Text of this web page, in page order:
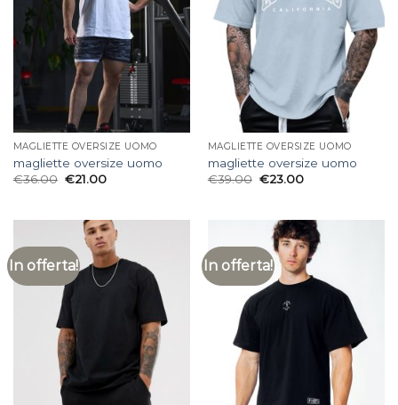
MAGLIETTE OVERSIZE UOMO
magliette oversize uomo
€36.00 €21.00
MAGLIETTE OVERSIZE UOMO
magliette oversize uomo
€39.00 €23.00
In offerta! In offerta!